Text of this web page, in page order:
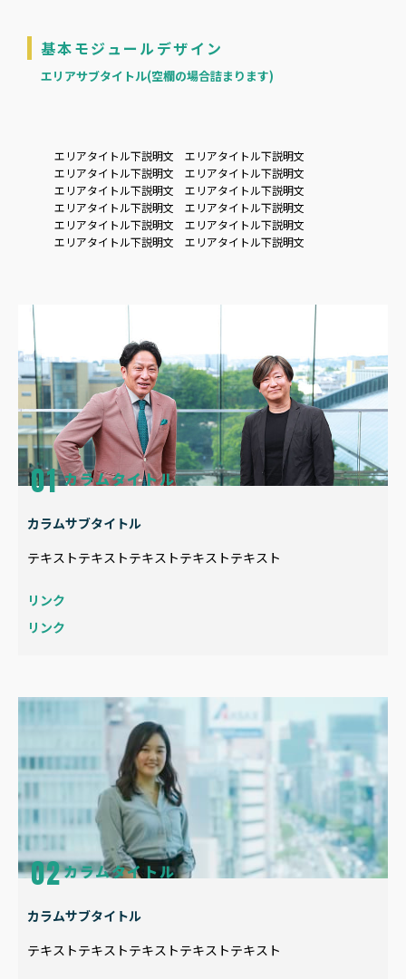
基本モジュールデザイン
エリアサブタイトル(空欄の場合詰まります)
エリアタイトル下説明文 エリアタイトル下説明文
エリアタイトル下説明文 エリアタイトル下説明文
エリアタイトル下説明文 エリアタイトル下説明文
エリアタイトル下説明文 エリアタイトル下説明文
エリアタイトル下説明文 エリアタイトル下説明文
エリアタイトル下説明文 エリアタイトル下説明文
カラムタイトル
カラムサブタイトル
テキストテキストテキストテキストテキスト
リンク
リンク
カラムタイトル
カラムサブタイトル
テキストテキストテキストテキストテキスト